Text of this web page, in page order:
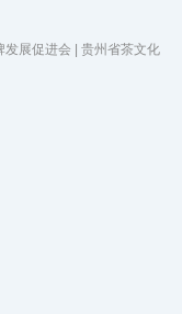
展促进会 | 贵州省茶文化